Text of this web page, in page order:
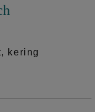
kering